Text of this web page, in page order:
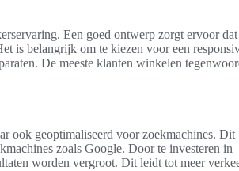
Een goed ontwerp zorgt ervoor dat
is belangrijk om te kiezen voor een
De meeste klanten winkelen
ook geoptimaliseerd voor zoekmachines. Dit
zoals Google. Door te investeren in
worden vergroot. Dit leidt tot meer